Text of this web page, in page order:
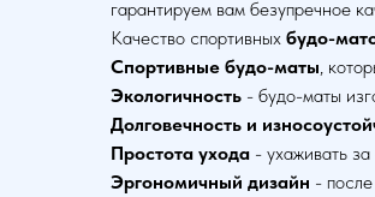
гарантируем вам безупречное
Качество спортивных будо-
Спортивные будо-маты ,
Экологичность - будо-маты
Долговечность и
Простота ухода - ухаживать
Эргономичный дизайн -